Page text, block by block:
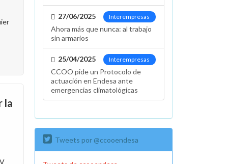
la
Interempresas
27/06/2025
Ahora más que nunca: al trabajo
sin armarios
Interempresas
25/04/2025
CCOO pide un Protocolo de
actuación en Endesa ante
emergencias climatológicas
Tweets por @ccooendesa